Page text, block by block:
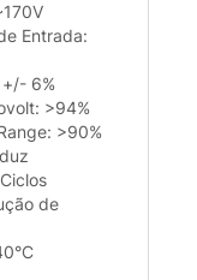
Entrada:
+/- 6%
>94%
>90%
de